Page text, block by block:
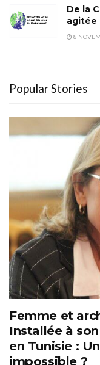
De la
agitée
8
Popular Stories
Femme et
Installée à
en Tunisie :
impossible ?